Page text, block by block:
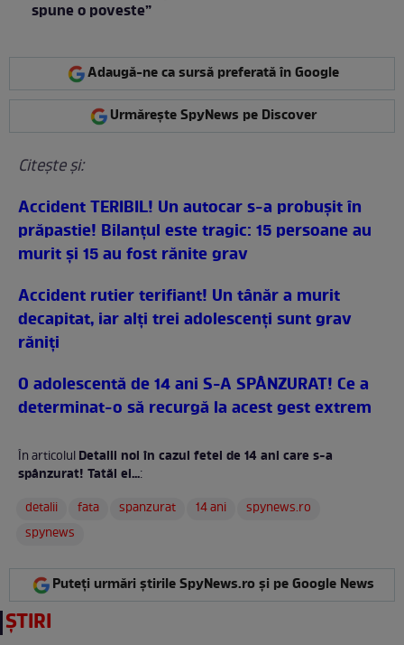
spune o poveste”
Adaugă-ne ca sursă preferată în Google
Urmărește SpyNews pe Discover
Citeşte şi:
Accident TERIBIL! Un autocar s-a probuşit în
prăpastie! Bilanţul este tragic: 15 persoane au
murit şi 15 au fost rănite grav
Accident rutier terifiant! Un tânăr a murit
decapitat, iar alţi trei adolescenţi sunt grav
răniţi
O adolescentă de 14 ani S-A SPÂNZURAT! Ce a
determinat-o să recurgă la acest gest extrem
În articolulDetalii noi în cazul fetei de 14 ani care s-a
spânzurat! Tatăl ei...:
detalii
fata spanzurat 14 ani
spynews.ro
spynews
Puteți urmări știrile SpyNews.ro și pe Google News
ȘTIRI